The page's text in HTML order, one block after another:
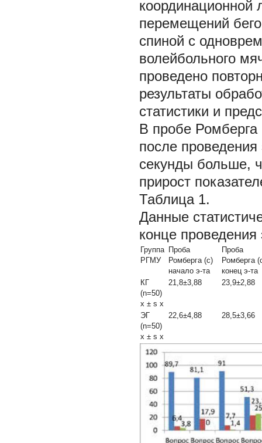
координационной
перемещений
спиной с
волейбольного
проведено
результаты
статистики и
В пробе Ромберга
после проведения
секунды больше,
прирост
Таблица 1.
Данные
конце проведения
Группа
РГМУ
Проба
Ромберга (с)
начало э-та
Проба
Ромберга
конец э-та
КГ
(n=50)
x ± s x
21,8±3,88 23,9±2,88
ЭГ
(n=50)
x ± s x
22,6±4,88 28,5±3,66